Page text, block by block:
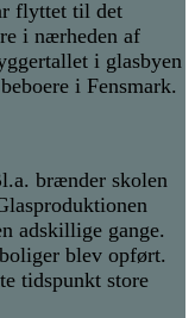
flyttet til det
i nærheden af
i glasbyen
i Fensmark.
brænder skolen
adskillige gange.
blev opført.
tidspunkt store